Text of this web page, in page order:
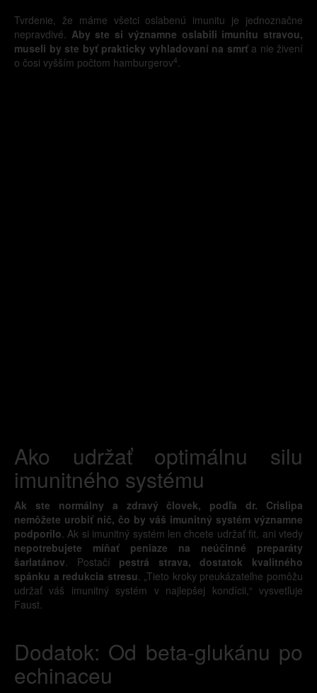
Tvrdenie, že máme všetci oslabenú imunitu je jednoznačne
nepravdivé. Aby ste si významne oslabili imunitu stravou,
museli by ste byť prakticky vyhladovaní na smrťa nie živení
o čosi vyšším počtom hamburgerov4.
Ako udržať optimálnu silu
imunitného systému
Ak ste normálny a zdravý človek, podľa dr. Crislipa
nemôžete urobiť nič, čo by váš imunitný systém významne
podporilo. Ak si imunitný systém len chcete udržať fit, ani vtedy
nepotrebujete míňať peniaze na neúčinné preparáty
šarlatánov. Postačí pestrá strava, dostatok kvalitného
spánku a redukcia stresu. „Tieto kroky preukázateľne pomôžu
udržať váš imunitný systém v najlepšej kondícii,“ vysvetľuje
Faust.
Dodatok: Od beta-glukánu po
echinaceu